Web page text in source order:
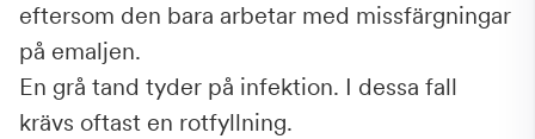
eftersom den bara arbetar med missfärgningar
på emaljen.
En grå tand tyder på infektion. I dessa fall
krävs oftast en rotfyllning.